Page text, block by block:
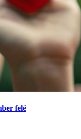
felé